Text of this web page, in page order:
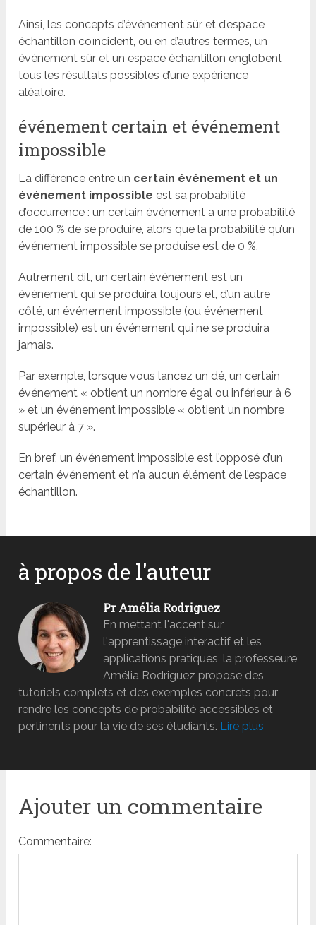
Ainsi, les concepts d’événement sûr et d’espace
échantillon coïncident, ou en d’autres termes, un
événement sûr et un espace échantillon englobent
tous les résultats possibles d’une expérience
aléatoire.
événement certain et événement
impossible
La différence entre un certain événement et un
événement impossible est sa probabilité
d’occurrence : un certain événement a une probabilité
de 100 % de se produire, alors que la probabilité qu’un
événement impossible se produise est de 0 %.
Autrement dit, un certain événement est un
événement qui se produira toujours et, d’un autre
côté, un événement impossible (ou événement
impossible) est un événement qui ne se produira
jamais.
Par exemple, lorsque vous lancez un dé, un certain
événement « obtient un nombre égal ou inférieur à 6
» et un événement impossible « obtient un nombre
supérieur à 7 ».
En bref, un événement impossible est l’opposé d’un
certain événement et n’a aucun élément de l’espace
échantillon.
à propos de l'auteur
Pr Amélia Rodriguez
En mettant l'accent sur
l'apprentissage interactif et les
applications pratiques, la professeure
Amélia Rodriguez propose des
tutoriels complets et des exemples concrets pour
rendre les concepts de probabilité accessibles et
pertinents pour la vie de ses étudiants. Lire plus
Ajouter un commentaire
Commentaire: